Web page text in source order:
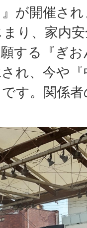
が開催さ
り、家内
する『ぎ
れ、今や
す。関係